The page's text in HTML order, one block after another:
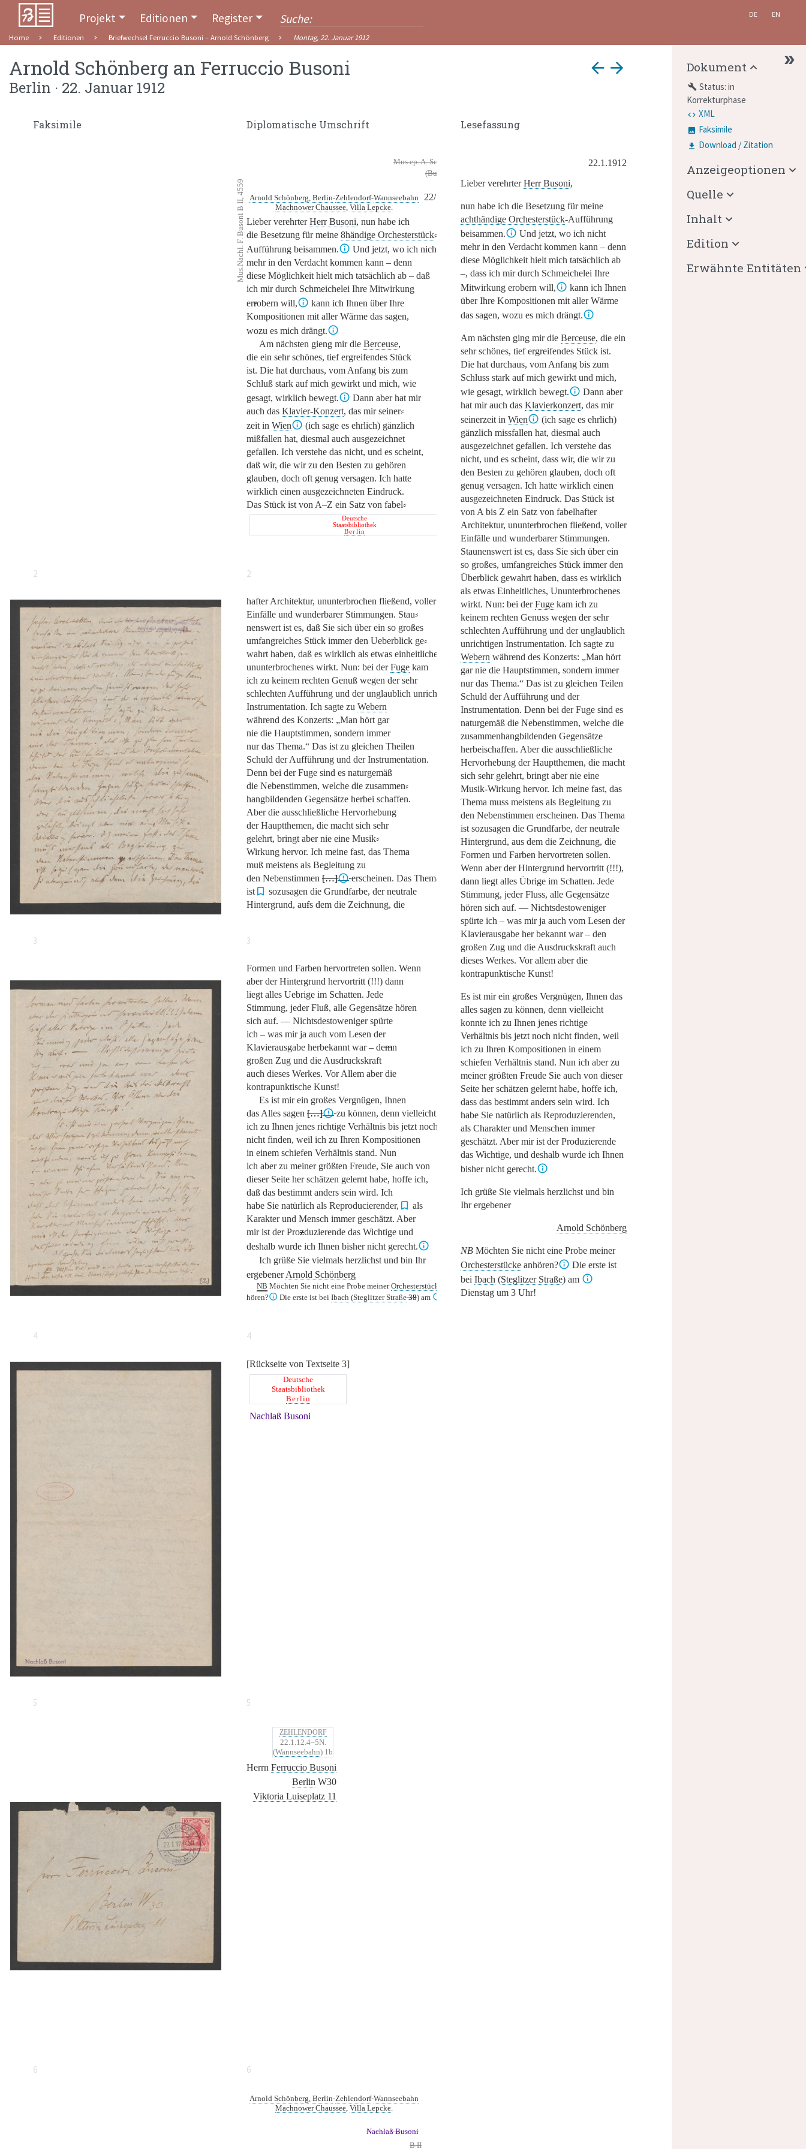
Projekt Editionen Register DE EN
Home Editionen Briefwechsel Ferruccio Busoni – Arnold Schönberg Montag, 22. Januar 1912
Arnold Schönberg an Ferruccio Busoni arrow_back arrow_forward
Berlin · 22. Januar 1912
Faksimile Diplomatische Umschrift Lesefassung
Mus.ep. A. Schönberg 20
(Busoni-Nachl.
B II)
Mus.Nachl. F. Busoni B II, 4559 Arnold Schönberg, Berlin-Zehlendorf-Wannseebahn
Machnower Chaussee, Villa Lepcke.
22/1.1912
Lieber verehrterHerr Busoni, nun habe ich
die Besetzung für meine 8händige Orchesterstück⸗
Aufführung beisammen.
Und jetzt, wo ich nicht
mehr in den Verdacht kommen kann – denn
diese Möglichkeit hielt mich tatsächlich ab – daß
ich mir durch Schmeichelei Ihre Mitwirkung
errobern will,
kann ich Ihnen über Ihre
Kompositionen mit aller Wärme das sagen,
wozu es mich drängt.
Am nächsten gieng mir die Berceuse,
die ein sehr schönes, tief ergreifendes Stück
ist. Die hat durchaus, vom Anfang bis zum
Schluß stark auf mich gewirkt und mich, wie
gesagt, wirklich bewegt.
Dann aber hat mir
auch das Klavier-Konzert, das mir seiner⸗
zeit in Wien
(ich sage es ehrlich) gänzlich
mißfallen hat, diesmal auch ausgezeichnet
gefallen. Ich verstehe das nicht, und es scheint,
daß wir, die wir zu den Besten zu gehören
glauben, doch oft genug versagen. Ich hatte
wirklich einen ausgezeichneten Eindruck.
Das Stück ist von A–Z ein Satz von fabel⸗
Deutsche
Staatsbibliothek
Berlin
22.1.1912
Lieber verehrterHerr Busoni,
nun habe ich die Besetzung für meine
achthändige Orchesterstück-Aufführung
beisammen.
Und jetzt, wo ich nicht
mehr in den Verdacht kommen kann – denn
diese Möglichkeit hielt mich tatsächlich ab
–, dass ich mir durch Schmeichelei Ihre
Mitwirkung erobern will,
kann ich Ihnen
über Ihre Kompositionen mit aller Wärme
das sagen, wozu es mich drängt.
Am nächsten ging mir die Berceuse, die ein
sehr schönes, tief ergreifendes Stück ist.
Die hat durchaus, vom Anfang bis zum
Schluss stark auf mich gewirkt und mich,
wie gesagt, wirklich bewegt.
Dann aber
hat mir auch das Klavierkonzert, das mir
seinerzeit in Wien
(ich sage es ehrlich)
gänzlich missfallen hat, diesmal auch
ausgezeichnet gefallen. Ich verstehe das
nicht, und es scheint, dass wir, die wir zu
den Besten zu gehören glauben, doch oft
genug versagen. Ich hatte wirklich einen
ausgezeichneten Eindruck. Das Stück ist
von A bis Z ein Satz von fabelhafter
Architektur, ununterbrochen fließend, voller
Einfälle und wunderbarer Stimmungen.
Staunenswert ist es, dass Sie sich über ein
so großes, umfangreiches Stück immer den
Überblick gewahrt haben, dass es wirklich
als etwas Einheitliches, Ununterbrochenes
wirkt. Nun: bei derFuge kam ich zu
keinem rechten Genuss wegen der sehr
schlechten Aufführung und der unglaublich
unrichtigen Instrumentation. Ich sagte zu
Webern während des Konzerts: „Man hört
gar nie die Hauptstimmen, sondern immer
nur das Thema.“ Das ist zu gleichen Teilen
Schuld der Aufführung und der
Instrumentation. Denn bei der Fuge sind es
naturgemäß die Nebenstimmen, welche die
zusammenhangbildenden Gegensätze
herbeischaffen. Aber die ausschließliche
Hervorhebung der Hauptthemen, die macht
sich sehr gelehrt, bringt aber nie eine
Musik-Wirkung hervor. Ich meine fast, das
Thema muss meistens als Begleitung zu
den Nebenstimmen erscheinen. Das Thema
ist sozusagen die Grundfarbe, der neutrale
Hintergrund, aus dem die Zeichnung, die
Formen und Farben hervortreten sollen.
Wenn aber der Hintergrund hervortritt (!!!),
dann liegt alles Übrige im Schatten. Jede
Stimmung, jeder Fluss, alle Gegensätze
hören sich auf. — Nichtsdestoweniger
spürte ich – was mir ja auch vom Lesen der
Klavierausgabe her bekannt war – den
großen Zug und die Ausdruckskraft auch
dieses Werkes. Vor allem aber die
kontrapunktische Kunst!
Es ist mir ein großes Vergnügen, Ihnen das
alles sagen zu können, denn vielleicht
konnte ich zu Ihnen jenes richtige
Verhältnis bis jetzt noch nicht finden, weil
ich zu Ihren Kompositionen in einem
schiefen Verhältnis stand. Nun ich aber zu
meiner größten Freude Sie auch von dieser
Seite her schätzen gelernt habe, hoffe ich,
dass das bestimmt anders sein wird. Ich
habe Sie natürlich als Reproduzierenden,
als Charakter und Menschen immer
geschätzt. Aber mir ist der Produzierende
das Wichtige, und deshalb wurde ich Ihnen
bisher nicht gerecht.
Ich grüße Sie vielmals herzlichst und bin
Ihr ergebener
Arnold Schönberg
NB Möchten Sie nicht eine Probe meiner
Orchesterstücke anhören?
Die erste ist
bei Ibach (Steglitzer Straße) am
Dienstag um 3 Uhr!
2 2
hafter Architektur, ununterbrochen fließend, voller
Einfälle und wunderbarer Stimmungen. Stau⸗
nenswert ist es, daß Sie sich über ein so großes
umfangreiches Stück immer den Ueberblick ge⸗
wahrt haben, daß es wirklich als etwas einheitliches
ununterbrochenes wirkt. Nun: bei derFuge kam
ich zu keinem rechten Genuß wegen der sehr
schlechten Aufführung und der unglaublich unrichtigen
Instrumentation. Ich sagte zu Webern
während des Konzerts: „Man hört gar
nie die Hauptstimmen, sondern immer
nur das Thema.“ Das ist zu gleichen Theilen
Schuld der Aufführung und der Instrumentation.
Denn bei der Fuge sind es naturgemäß
die Nebenstimmen, welche die zusammen⸗
hangbildenden Gegensätze herbei schaffen.
Aber die ausschließliche Hervorhebung
der Hauptthemen, die macht sich sehr
gelehrt, bringt aber nie eine Musik⸗
Wirkung hervor. Ich meine fast, das Thema
muß meistens als Begleitung zu
den Nebenstimmen […]
erscheinen. Das Thema
ist
sozusagen die Grundfarbe, der neutrale
Hintergrund, aufs dem die Zeichnung, die
3 3
Formen und Farben hervortreten sollen. Wenn
aber der Hintergrund hervortritt (!!!) dann
liegt alles Uebrige im Schatten. Jede
Stimmung, jeder Fluß, alle Gegensätze hören
sich auf. — Nichtsdestoweniger spürte
ich – was mir ja auch vom Lesen der
Klavierausgabe herbekannt war – demn
großen Zug und die Ausdruckskraft
auch dieses Werkes. Vor Allem aber die
kontrapunktische Kunst!
Es ist mir ein großes Vergnügen, Ihnen
das Alles sagen […]
zu können, denn vielleicht konnte
ich zu Ihnen jenes richtige Verhältnis bis jetzt noch
nicht finden, weil ich zu Ihren Kompositionen
in einem schiefen Verhältnis stand. Nun
ich aber zu meiner größten Freude, Sie auch von
dieser Seite her schätzen gelernt habe, hoffe ich,
daß das bestimmt anders sein wird. Ich
habe Sie natürlich als Reproducierender,
als
Karakter und Mensch immer geschätzt. Aber
mir ist der Prozduzierende das Wichtige und
deshalb wurde ich Ihnen bisher nicht gerecht.
Ich grüße Sie vielmals herzlichst und bin Ihr
ergebenerArnold Schönberg
NB Möchten Sie nicht eine Probe meinerOrchesterstücke
hören?
Die erste ist bei Ibach (Steglitzer Straße38) am Dienstag um 3 Uhr!
4 4
[Rückseite von Textseite 3]
Deutsche
Staatsbibliothek
Berlin
Nachlaß Busoni
5 5
ZEHLENDORF
22.1.12.4–5N.
(Wannseebahn) 1b
Herrn Ferruccio Busoni
Berlin W30
Viktoria Luiseplatz 11
6 6
Arnold Schönberg, Berlin-Zehlendorf-Wannseebahn
Machnower Chaussee, Villa Lepcke.
Nachlaß Busoni
B II
Dokument
build Status: in
Korrekturphase
XML
Faksimile
Download / Zitation
Anzeigeoptionen
Quelle
Inhalt
Edition
Erwähnte Entitäten